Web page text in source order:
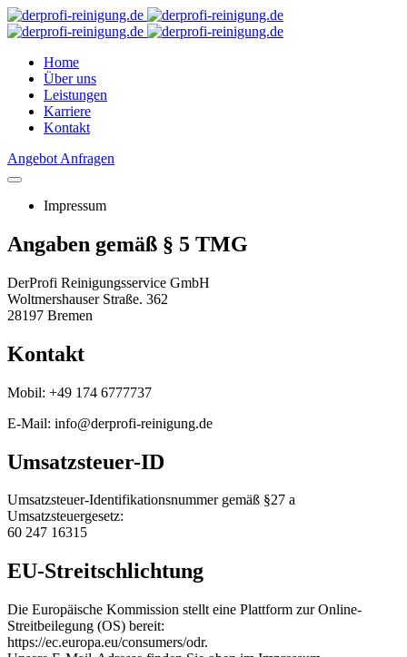
Home
Über uns
Leistungen
Karriere
Kontakt
Angebot Anfragen
Impressum
Angaben gemäß § 5 TMG
DerProfi Reinigungsservice GmbH
Woltmershauser Straße. 362
28197 Bremen
Kontakt
Mobil: +49 174 6777737
E-Mail: info@derprofi-reinigung.de
Umsatzsteuer-ID
Umsatzsteuer-Identifikationsnummer gemäß §27 a
Umsatzsteuergesetz:
60 247 16315
EU-Streitschlichtung
Die Europäische Kommission stellt eine Plattform zur Online-
Streitbeilegung (OS) bereit:
https://ec.europa.eu/consumers/odr.